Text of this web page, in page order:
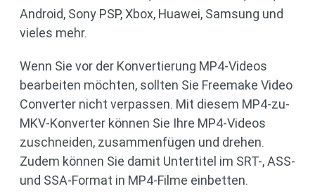
Android, Sony PSP, Xbox, Huawei, Samsung und
vieles mehr.
Wenn Sie vor der Konvertierung MP4-Videos
bearbeiten möchten, sollten Sie Freemake Video
Converter nicht verpassen. Mit diesem MP4-zu-
MKV-Konverter können Sie Ihre MP4-Videos
zuschneiden, zusammenfügen und drehen.
Zudem können Sie damit Untertitel im SRT-, ASS-
und SSA-Format in MP4-Filme einbetten.